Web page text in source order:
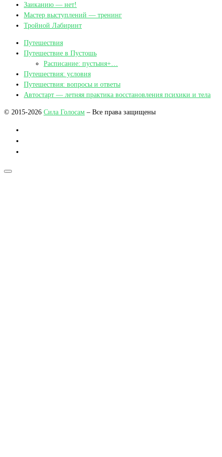
Заиканию — нет!
Мастер выступлений — тренинг
Тройной Лабиринт
Путешествия
Путешествие в Пустошь
Расписание: пустыня+…
Путешествия: условия
Путешествия: вопросы и ответы
Автостарт — летняя практика восстановления психики и тела
© 2015-2026 Сила Голосам – Все права защищены